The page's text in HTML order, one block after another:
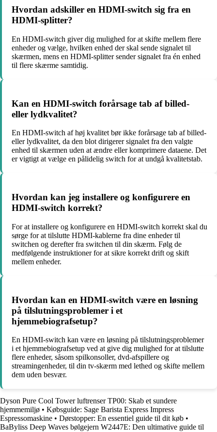
Hvordan adskiller en HDMI-switch sig fra en
HDMI-splitter?
En HDMI-switch giver dig mulighed for at skifte mellem flere
enheder og vælge, hvilken enhed der skal sende signalet til
skærmen, mens en HDMI-splitter sender signalet fra én enhed
til flere skærme samtidig.
Kan en HDMI-switch forårsage tab af billed-
eller lydkvalitet?
En HDMI-switch af høj kvalitet bør ikke forårsage tab af billed-
eller lydkvalitet, da den blot dirigerer signalet fra den valgte
enhed til skærmen uden at ændre eller komprimere dataene. Det
er vigtigt at vælge en pålidelig switch for at undgå kvalitetstab.
Hvordan kan jeg installere og konfigurere en
HDMI-switch korrekt?
For at installere og konfigurere en HDMI-switch korrekt skal du
sørge for at tilslutte HDMI-kablerne fra dine enheder til
switchen og derefter fra switchen til din skærm. Følg de
medfølgende instruktioner for at sikre korrekt drift og skift
mellem enheder.
Hvordan kan en HDMI-switch være en løsning
på tilslutningsproblemer i et
hjemmebiografsetup?
En HDMI-switch kan være en løsning på tilslutningsproblemer
i et hjemmebiografsetup ved at give dig mulighed for at tilslutte
flere enheder, såsom spilkonsoller, dvd-afspillere og
streamingenheder, til din tv-skærm med lethed og skifte mellem
dem uden besvær.
Dyson Pure Cool Tower luftrenser TP00: Skab et sundere
hjemmemiljø • Købsguide: Sage Barista Express Impress
Espressomaskine • Dørstopper: En essentiel guide til dit køb •
BaByliss Deep Waves bølgejern W2447E: Den ultimative guide til